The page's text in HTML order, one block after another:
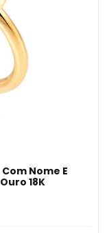
Nome E
18K